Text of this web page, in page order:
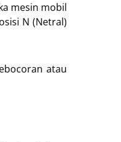
mesin mobil
N (Netral)
atau